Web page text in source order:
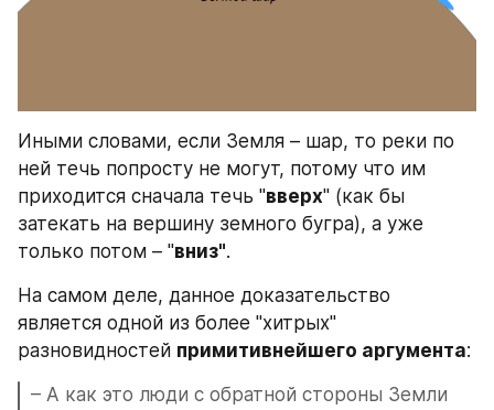
Иными словами, если Земля – шар, то реки по
ней течь попросту не могут, потому что им
приходится сначала течь "вверх" (как бы
затекать на вершину земного бугра), а уже
только потом – "вниз".
На самом деле, данное доказательство
является одной из более "хитрых"
разновидностей примитивнейшего аргумента:
– А как это люди с обратной стороны Земли